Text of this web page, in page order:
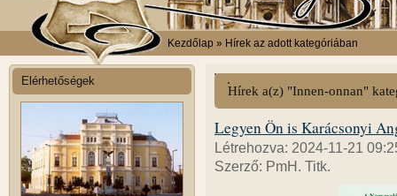
Kezdőlap » Hírek az adott kategóriában
Elérhetőségek
Hírek a(z) "Innen-onnan"
Legyen Ön is Karácsonyi
Létrehozva: 2024-11-21
Szerző: PmH. Titk.